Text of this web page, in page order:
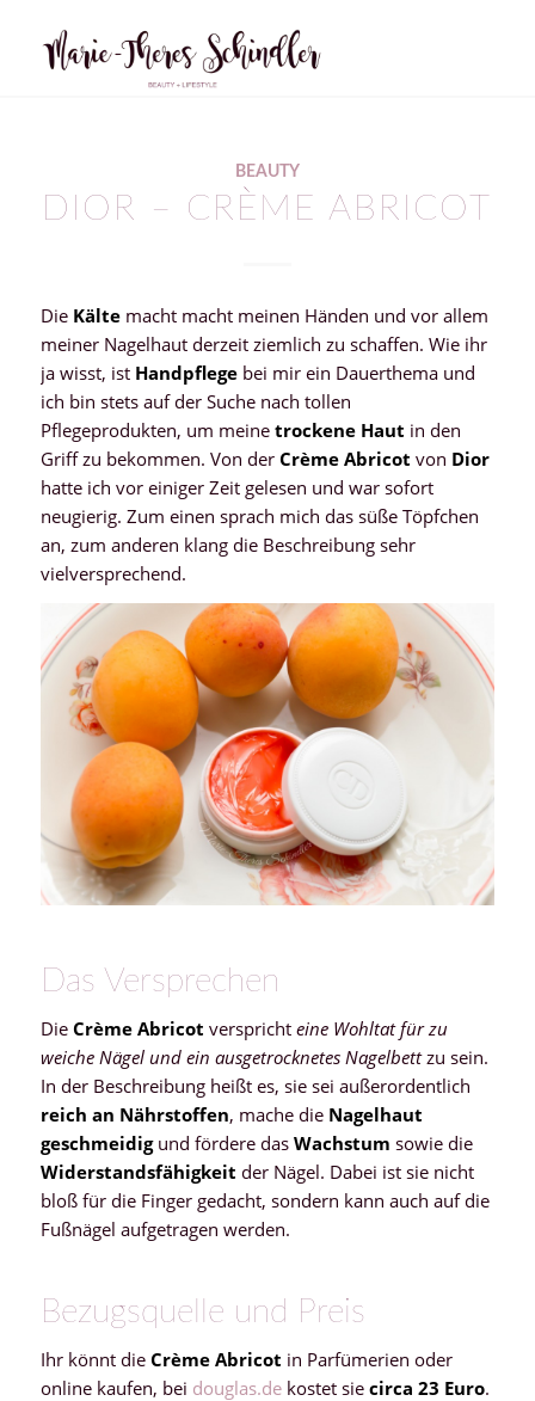
BEAUTY
DIOR – CRÈME ABRICOT
Die Kältemacht macht meinen Händen und vor allem
meiner Nagelhaut derzeit ziemlich zu schaffen. Wie ihr
ja wisst, ist Handpflegebei mir ein Dauerthema und
ich bin stets auf der Suche nach tollen
Pflegeprodukten, um meinetrockene Haut in den
Griff zu bekommen. Von derCrème Abricot von Dior
hatte ich vor einiger Zeit gelesen und war sofort
neugierig. Zum einen sprach mich das süße Töpfchen
an, zum anderen klang die Beschreibung sehr
vielversprechend.
Das Versprechen
Die Crème Abricot verspricht eine Wohltat für zu
weiche Nägel und ein ausgetrocknetes Nagelbettzu sein.
In der Beschreibung heißt es, sie sei außerordentlich
reich an Nährstoffen, mache dieNagelhaut
geschmeidig und fördere das Wachstum sowie die
Widerstandsfähigkeit der Nägel. Dabei ist sie nicht
bloß für die Finger gedacht, sondern kann auch auf die
Fußnägel aufgetragen werden.
Bezugsquelle und Preis
Ihr könnt dieCrème Abricot in Parfümerien oder
online kaufen, bei douglas.dekostet sie circa 23 Euro.